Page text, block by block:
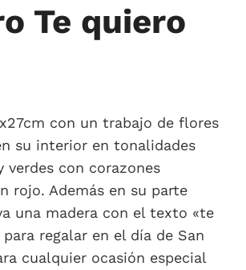
Te quiero
con un trabajo de flores
su interior en tonalidades
verdes con corazones
rojo. Además en su parte
una madera con el texto «te
regalar en el día de San
cualquier ocasión especial